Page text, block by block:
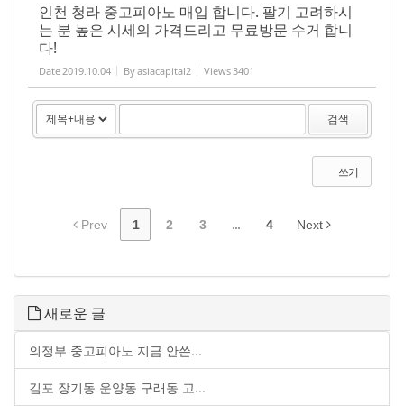
인천 청라 중고피아노 매입 합니다. 팔기 고려하시
는 분 높은 시세의 가격드리고 무료방문 수거 합니
다!
Date 2019.10.04 Byasiacapital2 Views 3401
검색
쓰기
Prev 1 2 3 ... 4 Next
새로운 글
의정부 중고피아노 지금 안쓴...
김포 장기동 운양동 구래동 고...